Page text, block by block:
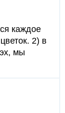
каждое
2) в
мы